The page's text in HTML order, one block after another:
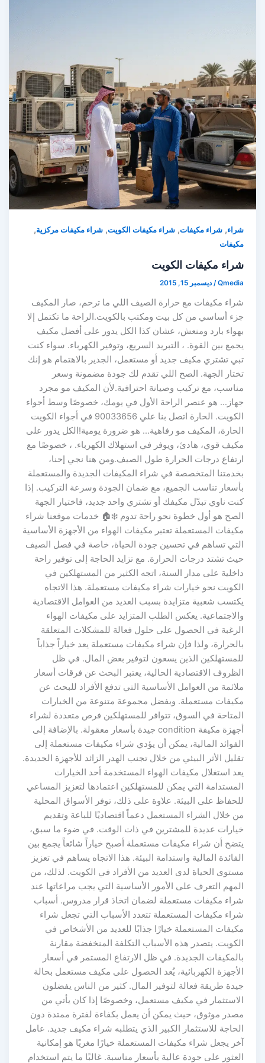
شراء,شراء مكيفات,شراء مكيفات الكويت,شراء مكيفات مركزية,
مكيفات
شراء مكيفات الكويت
Qmedia
/ديسمبر 15, 2015
شراء مكيفات مع حرارة الصيف اللي ما ترحم، صار المكيف
جزء أساسي من كل بيت ومكتب بالكويت.الراحة ما تكتمل إلا
بهواء بارد ومنعش، عشان كذا الكل يدور على أفضل مكيف
يجمع بين القوة. ، التبريد السريع، وتوفير الكهرباء. سواء كنت
تبي تشتري مكيف جديد أو مستعمل، الجدير بالاهتمام هو إنك
تختار الجهة. الصح اللي تقدم لك جودة مضمونة وسعر
مناسب، مع تركيب وصيانة احترافية.لأن المكيف مو مجرد
جهاز… هو عنصر الراحة الأول في يومك، خصوصًا وسط أجواء
الكويت. الحارة اتصل بنا علي 90033656 في أجواء الكويت
الحارة، المكيف مو رفاهية… هو ضرورة يومية!الكل يدور على
مكيف قوي، هادئ، ويوفر في استهلاك الكهرباء. ، خصوصًا مع
ارتفاع درجات الحرارة طول الصيف.ومن هنا نجي إحنا،
بخدمتنا المتخصصة في شراء المكيفات الجديدة والمستعملة
بأسعار تناسب الجميع، مع ضمان الجودة وسرعة التركيب. إذا
كنت ناوي تبدّل مكيفك أو تشتري واحد جديد، فاختيار الجهة
الصح هو أول خطوة نحو راحة تدوم ❄️🏠 خدمات موقعنا شراء
مكيفات المستعملة تعتبر مكيفات الهواء من الأجهزة الأساسية
التي تساهم في تحسين جودة الحياة، خاصة في فصل الصيف
حيث تشتد درجات الحرارة. مع تزايد الحاجة إلى توفير راحة
داخلية على مدار السنة، اتجه الكثير من المستهلكين في
الكويت نحو خيارات شراء مكيفات مستعملة. هذا الاتجاه
يكتسب شعبية متزايدة بسبب العديد من العوامل الاقتصادية
والاجتماعية. يعكس الطلب المتزايد على مكيفات الهواء
الرغبة في الحصول على حلول فعالة للمشكلات المتعلقة
بالحرارة، ولذا فإن شراء مكيفات مستعملة يعد خياراً جذاباً
للمستهلكين الذين يسعون لتوفير بعض المال. في ظل
الظروف الاقتصادية الحالية، يعتبر البحث عن فرقات أسعار
ملائمة من العوامل الأساسية التي تدفع الأفراد للبحث عن
مكيفات مستعملة. وبفضل مجموعة متنوعة من الخيارات
المتاحة في السوق، تتوافر للمستهلكين فرص متعددة لشراء
أجهزة مكيفة condition جيدة بأسعار معقولة. بالإضافة إلى
الفوائد المالية، يمكن أن يؤدي شراء مكيفات مستعملة إلى
تقليل الأثر البيئي من خلال تجنب الهدر الزائد للأجهزة الجديدة.
يعد استغلال مكيفات الهواء المستخدمة أحد الخيارات
المستدامة التي يمكن للمستهلكين اعتمادها لتعزيز المساعي
للحفاظ على البيئة. علاوة على ذلك، توفر الأسواق المحلية
من خلال الشراء المستعمل دعماً اقتصاديًا للباعة وتقديم
خيارات عديدة للمشترين في ذات الوقت. في ضوء ما سبق،
يتضح أن شراء مكيفات مستعملة أصبح خياراً شائعاً يجمع بين
الفائدة المالية واستدامة البيئة. هذا الاتجاه يساهم في تعزيز
مستوى الحياة لدى العديد من الأفراد في الكويت. لذلك، من
المهم التعرف على الأمور الأساسية التي يجب مراعاتها عند
شراء مكيفات مستعملة لضمان اتخاذ قرار مدروس. أسباب
شراء مكيفات المستعملة تتعدد الأسباب التي تجعل شراء
مكيفات المستعملة خيارًا جذابًا للعديد من الأشخاص في
الكويت. يتصدر هذه الأسباب التكلفة المنخفضة مقارنة
بالمكيفات الجديدة. في ظل الارتفاع المستمر في أسعار
الأجهزة الكهربائية، يُعد الحصول على مكيف مستعمل بحالة
جيدة طريقة فعالة لتوفير المال. كثير من الناس يفضلون
الاستثمار في مكيف مستعمل، وخصوصًا إذا كان يأتي من
مصدر موثوق، حيث يمكن أن يعمل بكفاءة لفترة ممتدة دون
الحاجة للاستثمار الكبير الذي يتطلبه شراء مكيف جديد. عامل
آخر يجعل شراء مكيفات المستعملة خيارًا مغريًا هو إمكانية
العثور على جودة عالية بأسعار مناسبة. غالبًا ما يتم استخدام